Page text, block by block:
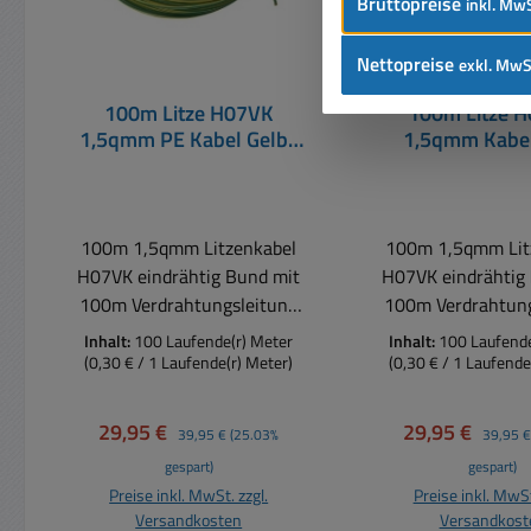
100m Litze H07VK
1,5qmm PE Kabel Gelb-
100m 1,5qmm Litzenkabel
H07VK eindrähtig Bund mit
100m Verdrahtungsleitung
H07V-K Aderleitung für die
Verkabelung für geschützte
Netzteilen,
Schaltschränken,
Verteilerschränke usw. Auch
Inhalt:100 Laufende(r) Meter
(0,30 € / 1 Laufende(r) Meter)
Verkaufspreis:
29,95 € Regulärer Preis:
39,95 € (25.03%
gespart)
Preise inkl. MwSt. zzgl.
Versandkosten
100m Litze
1,5qmm
100m 1,5qmm
H07VK
100m
H07V-K
Verkabelung für
Verteilerschränke
Inhalt:100
(0,30 € / 1
Verkaufspreis:
29,95 € 39,95 €
gespart)
Preise inkl.
Nettopreiseexkl.